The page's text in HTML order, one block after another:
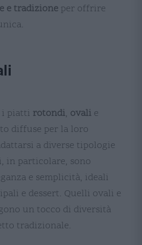
e tradizione per offrire
i piatti rotondi, ovali e
diffuse per la loro
a diverse tipologie
in particolare, sono
e semplicità, ideali
e dessert. Quelli ovali e
un tocco di diversità
tradizionale​​​​.